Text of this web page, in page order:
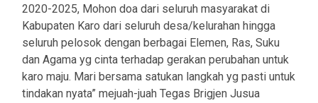
2020-2025, Mohon doa dari seluruh masyarakat di
Kabupaten Karo dari seluruh desa/kelurahan hingga
seluruh pelosok dengan berbagai Elemen, Ras, Suku
dan Agama yg cinta terhadap gerakan perubahan untuk
karo maju. Mari bersama satukan langkah yg pasti untuk
tindakan nyata” mejuah-juah Tegas Brigjen Jusua